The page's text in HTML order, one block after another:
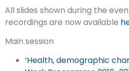
All slides shown during the
recordings are now available
Main session
‘Health, demographic